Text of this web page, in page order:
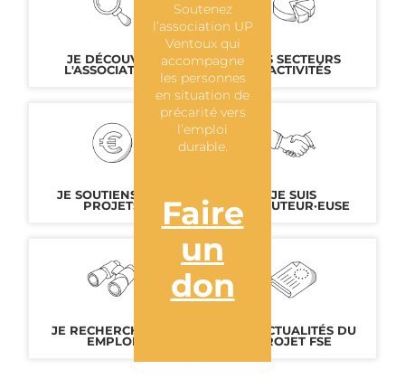
JE DÉCOUVRE
L'ASSOCIATION
NOS SECTEURS
D'ACTIVITÉS
JE SOUTIENS DES
PROJETS
JE SUIS
RECRUTEUR·EUSE
JE RECHERCHE UN
EMPLOI
LES ACTUALITÉS DU
PROJET FSE
Soutenez
l’association UP
Ventoux qui
accompagne
les personnes
en situation de
précarité vers
l’emploi
durable.
Faire
un
don